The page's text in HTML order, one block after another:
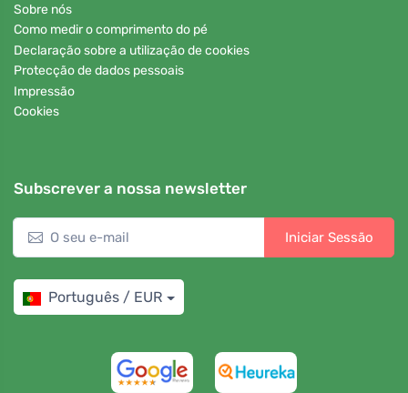
Sobre nós
Como medir o comprimento do pé
Declaração sobre a utilização de cookies
Protecção de dados pessoais
Impressão
Cookies
Subscrever a nossa newsletter
Iniciar Sessão
Português / EUR